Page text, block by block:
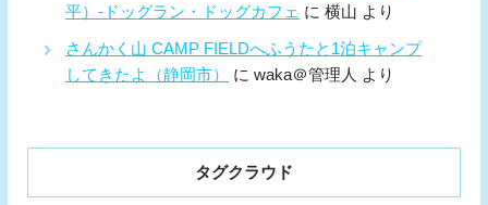
平）-ドッグラン・ドッグカフェ に 横山 より
さんかく山 CAMP FIELDへふうたと1泊キャンプ
してきたよ（静岡市）
に waka＠管理人 より
タグクラウド